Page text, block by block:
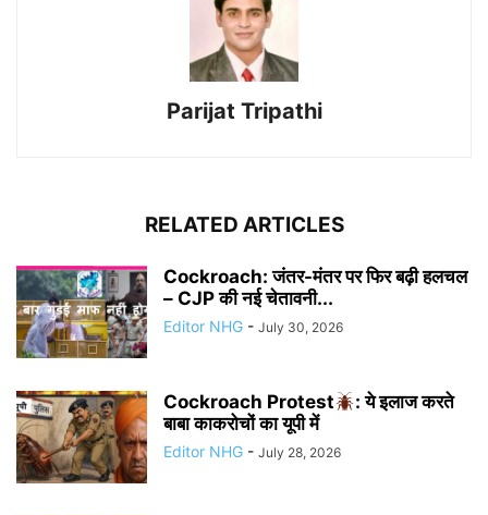
Parijat Tripathi
RELATED ARTICLES
Cockroach: जंतर-मंतर पर फिर बढ़ी हलचल
– CJP की नई चेतावनी...
Editor NHG - July 30, 2026
Cockroach Protest
: ये इलाज करते
बाबा काकरोचों का यूपी में
Editor NHG - July 28, 2026